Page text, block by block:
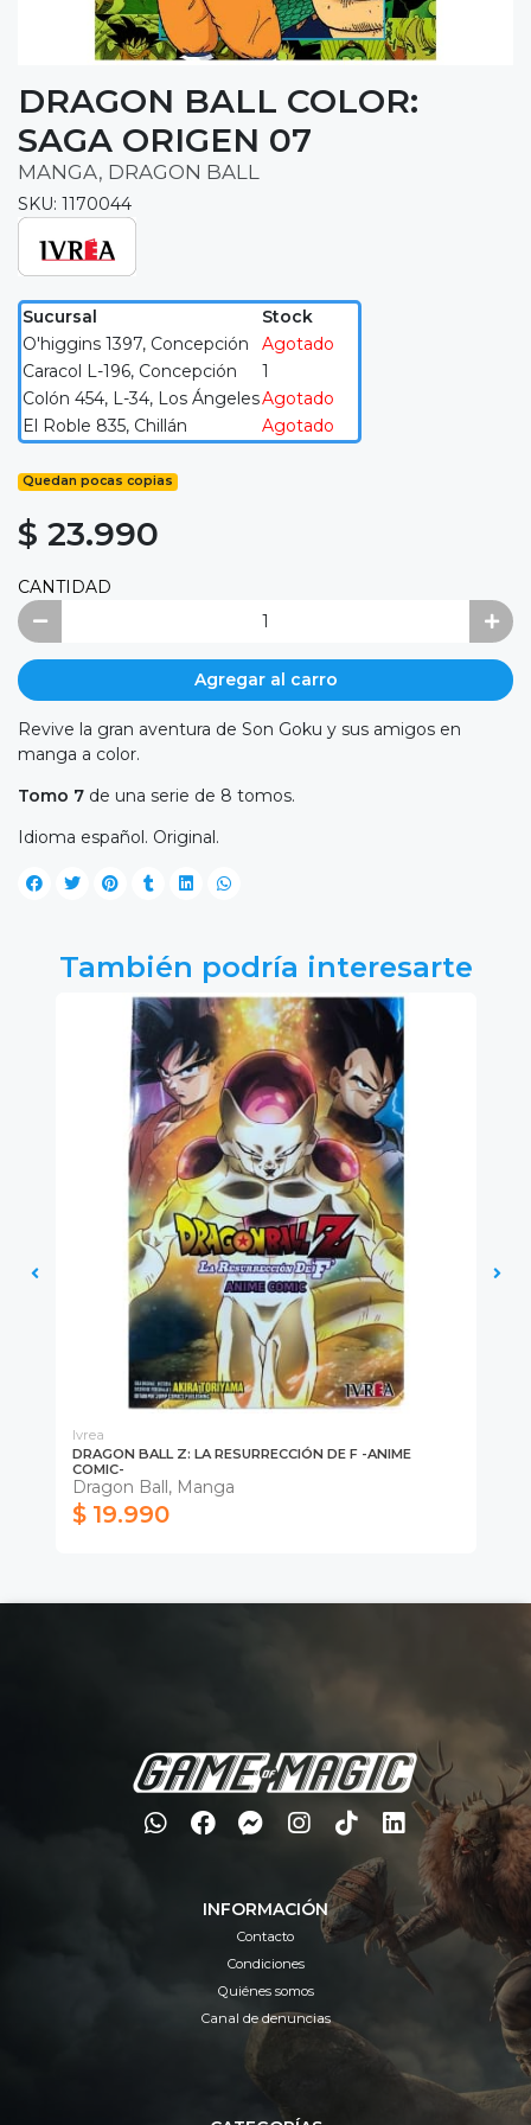
DRAGON BALL COLOR:
SAGA ORIGEN 07
MANGA, DRAGON BALL
SKU: 1170044
Sucursal
Stock
O'higgins 1397, Concepción
Agotado
Caracol L-196, Concepción
1
Colón 454, L-34, Los ÁngelesAgotado
El Roble 835, Chillán
Agotado
Quedan pocas copias
$ 23.990
CANTIDAD
Agregar al carro
Revive la gran aventura de Son Goku y sus amigos en
manga a color.
Tomo 7 de una serie de 8 tomos.
Idioma español. Original.
También podría interesarte
Ivrea
DRAGON BALL Z: LA RESURRECCIÓN DE F -ANIME
COMIC-
Dragon Ball, Manga
$ 19.990
INFORMACIÓN
Contacto
Condiciones
Quiénes somos
Canal de denuncias